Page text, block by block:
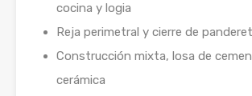
cocina y logia
Reja perimetral y cierre de
Construcción mixta, losa de
cerámica